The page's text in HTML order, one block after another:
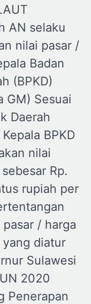
AN selaku
nilai pasar /
Badan
(BPKD)
GM) Sesuai
Daerah
BPKD
nilai
Rp.
rupiah per
/ harga
yang diatur
Sulawesi
2020
Penerapan